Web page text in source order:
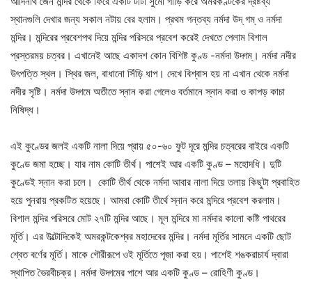
স্থানগুলি দেখার জন্য সকাল নটায় বের হলাম। প্রথম গন্তব্য নর্মদা উদ্ গম্ ও নর্মদা
মন্দির। মন্দিরের প্রবেশপথ দিয়ে মন্দির পরিসরে প্রবেশ করেই দেখতে পেলাম বিশাল
প্রস্তরময় চত্বর। এখানেই আছে একাদশ কোন বিশিষ্ট কুণ্ড -নর্মদা উদ্গম্। নর্মদা নদীর
উৎপত্তি স্থল। স্থির জল, বাধানো সিঁড়ি ধাপ। দেখে বিশ্বাস হয় না এখান থেকে নর্মদা
নদীর সৃষ্টি। নর্মদা উদ্গমে অতীতে স্নান করা গেলেও বর্তমানে স্নান করা ও কাপড় কাচা
নিষিদ্ধ।
এই কুণ্ডের জলই একটি নালা দিয়ে প্রায় ৫০-৬০ ফুট দূরে মন্দির চত্বরের বাইরে একটি
কুণ্ডে জমা হচ্ছে। যার নাম কোটি তীর্থ। পাশেই আর একটি কুণ্ড – মহোদধি। দুটি
কুণ্ডেই স্নান করা চলে। কোটি তীর্থ থেকে নর্মদা আবার নালা দিয়ে তলায় কিছুটা প্রবাহিত
হয়ে পুনরায় প্রকটিত হয়েছে। আমরা কোটি তীর্থে স্নান করে মন্দিরে প্রবেশ করলাম।
বিশাল মন্দির পরিসরে মোট ২৭টি মন্দির আছে। মূল মন্দিরে মা নর্মদার কালো কষ্টি পাথরের
মূর্তি। এর উল্টোদিকেই অমরকন্টকেশ্বর মহাদেবের মন্দির। নর্মদা মূর্তির সামনে একটি ছোট
শ্বেত বর্ণের মূর্তি। মাকে গৌরীরূপে ওই মূর্তিতে পূজা করা হয়। পাশেই শঙকরাচার্য দ্বারা
স্থাপিত ভৈরবীচক্র। নর্মদা উদ্গমের পাশে আর একটি কুণ্ড – রোহিণী কুণ্ড।